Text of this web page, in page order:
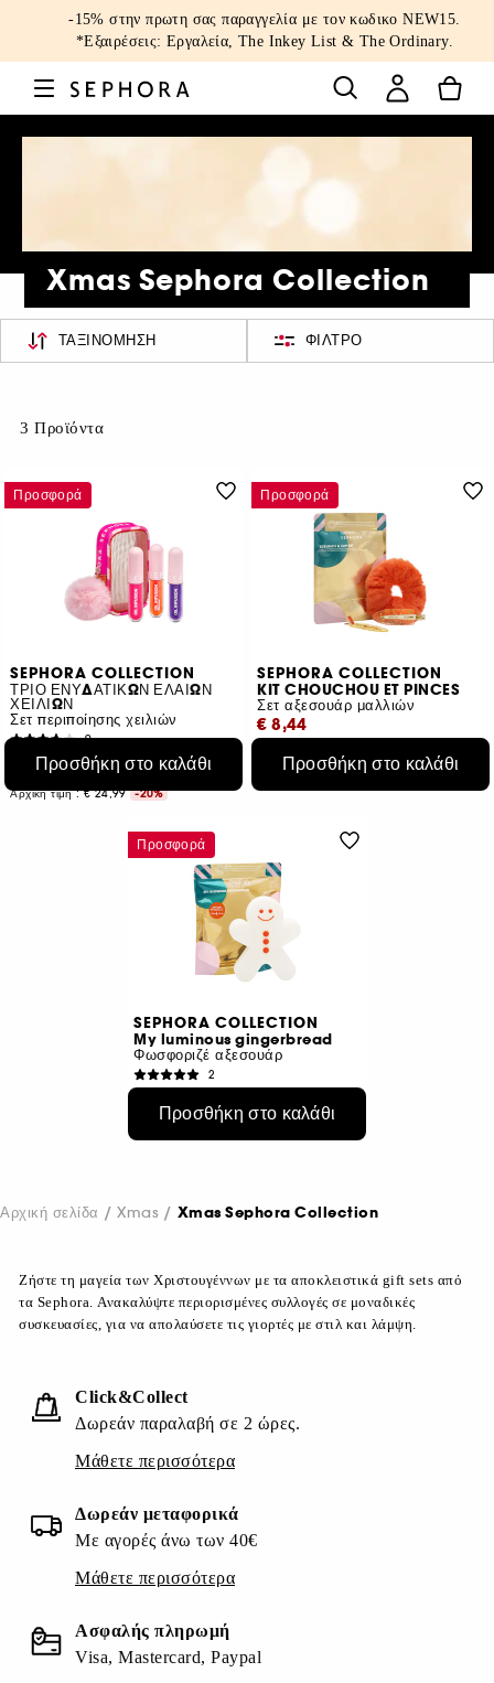
-15% στην πρωτη σας παραγγελία με τον κωδικοNEW15.
*Εξαιρέσεις: Εργαλεία, The Inkey List & The Ordinary.
Xmas Sephora Collection
ΤΑΞΙΝΌΜΗΣΗ ΦΊΛΤΡΟ
3 Προϊόντα
SEPHORA COLLECTION
ΤΡΙΟ ΕΝΥΔΑΤΙΚΩΝ ΕΛΑΙΩΝ
ΧΕΙΛΙΩΝ
Σετ περιποίησης χειλιών
9
€ 19,99
Αρχική τιμή : € 24,99 -20%
Προσθήκη στο καλάθι
Προσφορά
SEPHORA COLLECTION
KIT CHOUCHOU ET PINCES
Σετ αξεσουάρ μαλλιών
€ 8,44
Αρχική τιμή : € 12,99 -35%
Προσθήκη στο καλάθι
Προσφορά
SEPHORA COLLECTION
My luminous gingerbread
Φωσφοριζέ αξεσουάρ
2
Προσθήκη στο καλάθι
Προσφορά
Αρχική σελίδα Xmas Xmas Sephora Collection
Ζήστε τη μαγεία των Χριστουγέννων με τα αποκλειστικά gift sets από
τα Sephora. Ανακαλύψτε περιορισμένες συλλογές σε μοναδικές
συσκευασίες, για να απολαύσετε τις γιορτές με στιλ και λάμψη.
Click&Collect
Δωρεάν παραλαβή σε 2 ώρες.
Μάθετε περισσότερα
Δωρεάν μεταφορικά
Με αγορές άνω των 40€
Μάθετε περισσότερα
Ασφαλής πληρωμή
Visa, Mastercard, Paypal